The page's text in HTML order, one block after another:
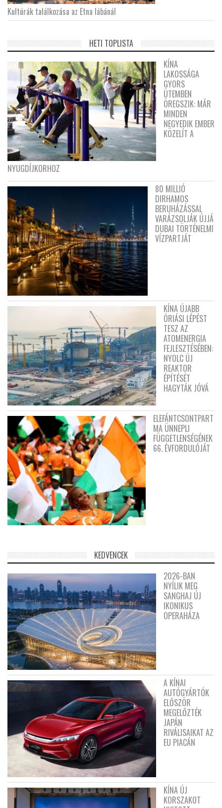
Kultúrák találkozása az Etna lábánál
HETI TOPLISTA
KÍNA
LAKOSSÁGA
GYORS
ÜTEMBEN
ÖREGSZIK: MÁR
MINDEN
NEGYEDIK EMBER
KÖZELÍT A
NYUGDÍJKORHOZ
80 MILLIÓ
DIRHAMOS
BERUHÁZÁSSAL
VARÁZSOLJÁK ÚJJÁ
DUBAI TÖRTÉNELMI
VÍZPARTJÁT
KÍNA ÚJABB
ÓRIÁSI LÉPÉST
TESZ AZ
ATOMENERGIA
FEJLESZTÉSÉBEN:
NYOLC ÚJ
REAKTOR
ÉPÍTÉSÉT
HAGYTÁK JÓVÁ
ELEFÁNTCSONTPART
MA ÜNNEPLI
FÜGGETLENSÉGÉNEK
66. ÉVFORDULÓJÁT
KEDVENCEK
2026-BAN
NYÍLIK MEG
SANGHAJ ÚJ
IKONIKUS
OPERAHÁZA
A KÍNAI
AUTÓGYÁRTÓK
ELŐSZÖR
MEGELŐZTÉK
JAPÁN
RIVÁLISAIKAT AZ
EU PIACÁN
KÍNA ÚJ
KORSZAKOT